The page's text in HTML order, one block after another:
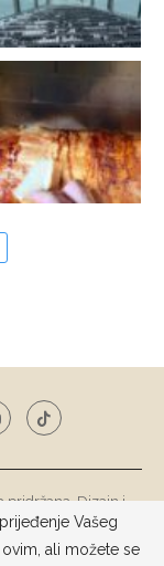
pridržana. Dizajn i
Vašeg
ali možete se